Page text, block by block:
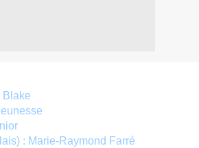
Blake
: Marie-Raymond Farré